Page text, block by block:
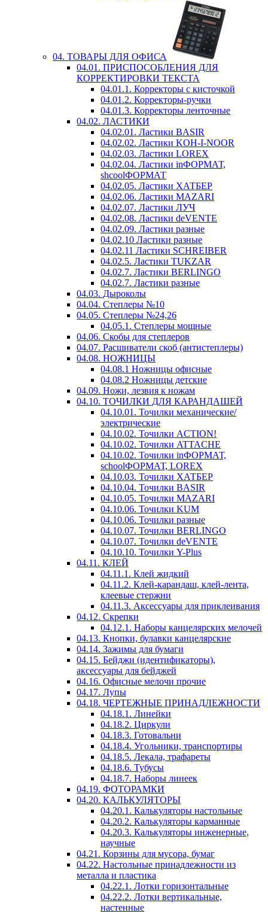
04. ТОВАРЫ ДЛЯ ОФИСА
04.01. ПРИСПОСОБЛЕНИЯ ДЛЯ
КОРРЕКТИРОВКИ ТЕКСТА
04.01.1. Корректоры с кисточкой
04.01.2. Корректоры-ручки
04.01.3. Корректоры ленточные
04.02. ЛАСТИКИ
04.02.01. Ластики BASIR
04.02.02. Ластики KOH-I-NOOR
04.02.03. Ластики LOREX
04.02.04. Ластики inФОРМАТ,
shcoolФОРМАТ
04.02.05. Ластики ХАТБЕР
04.02.06. Ластики MAZARI
04.02.07. Ластики ЛУЧ
04.02.08. Ластики deVENTE
04.02.09. Ластики разные
04.02.10 Ластики разные
04.02.11 Ластики SCHREIBER
04.02.5. Ластики TUKZAR
04.02.7. Ластики BERLINGO
04.02.7. Ластики разные
04.03. Дыроколы
04.04. Степлеры №10
04.05. Степлеры №24,26
04.05.1. Степлеры мощные
04.06. Скобы для степлеров
04.07. Расшиватели скоб (антистеплеры)
04.08. НОЖНИЦЫ
04.08.1 Ножницы офисные
04.08.2 Ножницы детские
04.09. Ножи, лезвия к ножам
04.10. ТОЧИЛКИ ДЛЯ КАРАНДАШЕЙ
04.10.01. Точилки механические/
электрические
04.10.02. Точилки ACTION!
04.10.02. Точилки ATTACHE
04.10.02. Точилки inФОРМАТ,
schoolФОРМАТ, LOREX
04.10.03. Точилки ХАТБЕР
04.10.04. Точилки BASIR
04.10.05. Точилки MAZARI
04.10.06. Точилки KUM
04.10.06. Точилки разные
04.10.07. Точилки BERLINGO
04.10.07. Точилки deVENTE
04.10.10. Точилки Y-Plus
04.11. КЛЕЙ
04.11.1. Клей жидкий
04.11.2. Клей-карандаш, клей-лента,
клеевые стержни
04.11.3. Аксессуары для приклеивания
04.12. Скрепки
04.12.1. Наборы канцелярских мелочей
04.13. Кнопки, булавки канцелярские
04.14. Зажимы для бумаги
04.15. Бейджи (идентификаторы),
аксессуары для бейджей
04.16. Офисные мелочи прочие
04.17. Лупы
04.18. ЧЕРТЕЖНЫЕ ПРИНАДЛЕЖНОСТИ
04.18.1. Линейки
04.18.2. Циркули
04.18.3. Готовальни
04.18.4. Угольники, транспортиры
04.18.5. Лекала, трафареты
04.18.6. Тубусы
04.18.7. Наборы линеек
04.19. ФОТОРАМКИ
04.20. КАЛЬКУЛЯТОРЫ
04.20.1. Калькуляторы настольные
04.20.2. Калькуляторы карманные
04.20.3. Калькуляторы инженерные,
научные
04.21. Корзины для мусора, бумаг
04.22. Настольные принадлежности из
металла и пластика
04.22.1. Лотки горизонтальные
04.22.2. Лотки вертикальные,
настенные